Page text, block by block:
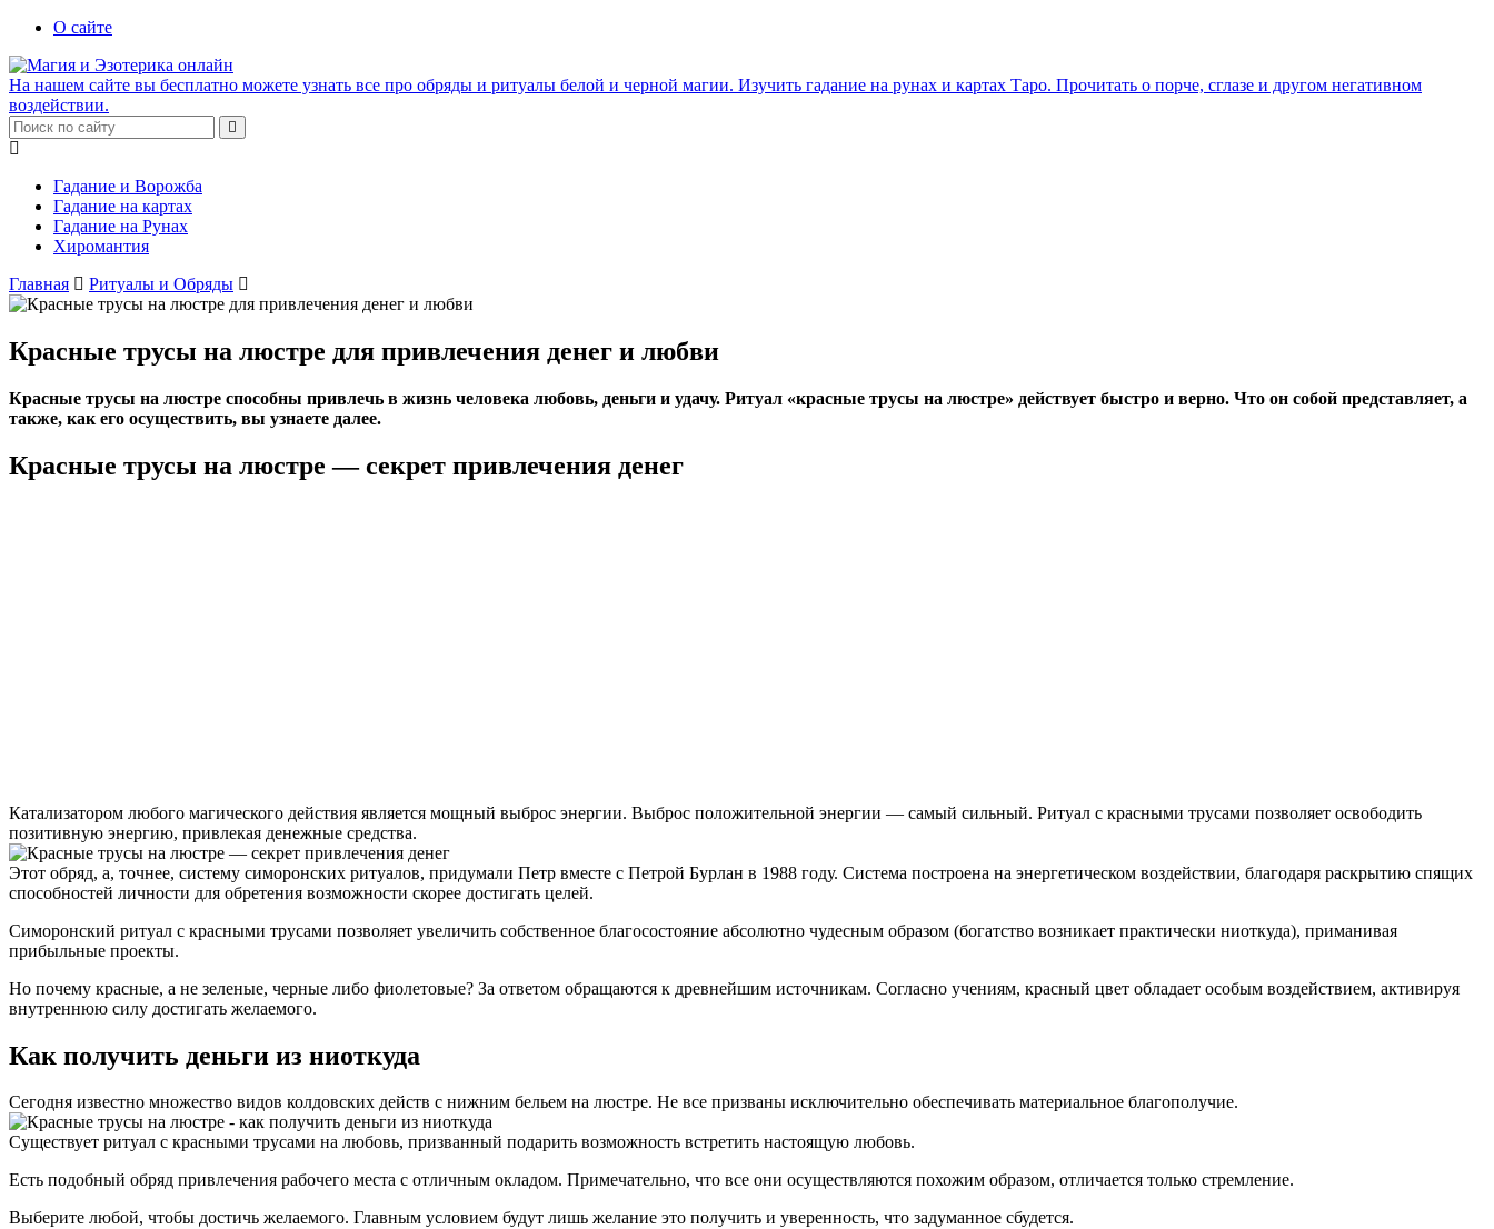
О сайте
На нашем сайте вы бесплатно можете узнать все про обряды и ритуалы белой и черной магии. Изучить гадание на рунах и картах Таро. Прочитать о порче, сглазе и другом негативном
воздействии.
Гадание и Ворожба
Гадание на картах
Гадание на Рунах
Хиромантия
Главная
Ритуалы и Обряды
Красные трусы на люстре для привлечения денег и любви
Красные трусы на люстре способны привлечь в жизнь человека любовь, деньги и удачу. Ритуал «красные трусы на люстре» действует быстро и верно. Что он собой представляет, а
также, как его осуществить, вы узнаете далее.
Красные трусы на люстре — секрет привлечения денег
Катализатором любого магического действия является мощный выброс энергии. Выброс положительной энергии — самый сильный. Ритуал с красными трусами позволяет освободить
позитивную энергию, привлекая денежные средства.
Этот обряд, а, точнее, систему симоронских ритуалов, придумали Петр вместе с Петрой Бурлан в 1988 году. Система построена на энергетическом воздействии, благодаря раскрытию спящих
способностей личности для обретения возможности скорее достигать целей.
Симоронский ритуал с красными трусами позволяет увеличить собственное благосостояние абсолютно чудесным образом (богатство возникает практически ниоткуда), приманивая
прибыльные проекты.
Но почему красные, а не зеленые, черные либо фиолетовые? За ответом обращаются к древнейшим источникам. Согласно учениям, красный цвет обладает особым воздействием, активируя
внутреннюю силу достигать желаемого.
Как получить деньги из ниоткуда
Сегодня известно множество видов колдовских действ с нижним бельем на люстре. Не все призваны исключительно обеспечивать материальное благополучие.
Существует ритуал с красными трусами на любовь, призванный подарить возможность встретить настоящую любовь.
Есть подобный обряд привлечения рабочего места с отличным окладом. Примечательно, что все они осуществляются похожим образом, отличается только стремление.
Выберите любой, чтобы достичь желаемого. Главным условием будут лишь желание это получить и уверенность, что задуманное сбудется.